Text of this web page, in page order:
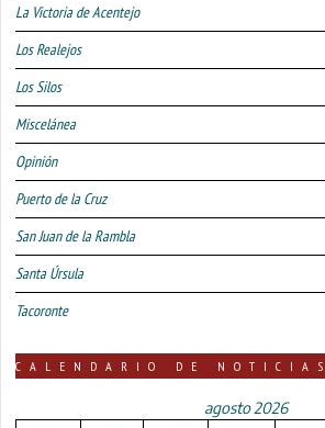
La Victoria de Acentejo
Los Realejos
Los Silos
Miscelánea
Opinión
Puerto de la Cruz
San Juan de la Rambla
Santa Úrsula
Tacoronte
CALENDARIO DE NOTICIAS
agosto 2026